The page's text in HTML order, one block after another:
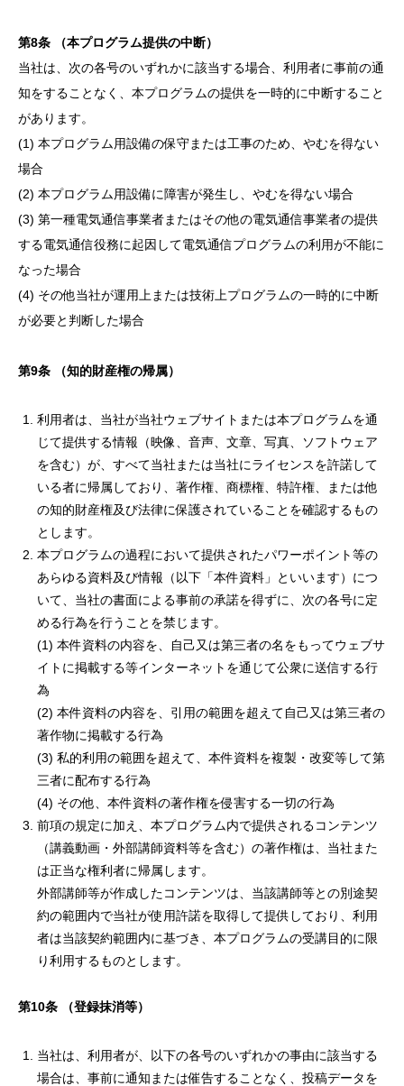
第8条
（本プログラム提供の中断）
当社は、次の各号のいずれかに該当する場合、利用者に事前の通
知をすることなく、本プログラムの提供を一時的に中断すること
があります。
(1) 本プログラム用設備の保守または工事のため、やむを得ない
場合
(2) 本プログラム用設備に障害が発生し、やむを得ない場合
(3) 第一種電気通信事業者またはその他の電気通信事業者の提供
する電気通信役務に起因して電気通信プログラムの利用が不能に
なった場合
(4) その他当社が運用上または技術上プログラムの一時的に中断
が必要と判断した場合
第9条 （知的財産権の帰属）
利用者は、当社が当社ウェブサイトまたは本プログラムを通
じて提供する情報（映像、音声、文章、写真、ソフトウェア
を含む）が、すべて当社または当社にライセンスを許諾して
いる者に帰属しており、著作権、商標権、特許権、または他
の知的財産権及び法律に保護されていることを確認するもの
とします。
本プログラムの過程において提供されたパワーポイント等の
あらゆる資料及び情報（以下「本件資料」といいます）につ
いて、当社の書面による事前の承諾を得ずに、次の各号に定
める行為を行うことを禁じます。
(1) 本件資料の内容を、自己又は第三者の名をもってウェブサ
イトに掲載する等インターネットを通じて公衆に送信する行
為
(2) 本件資料の内容を、引用の範囲を超えて自己又は第三者の
著作物に掲載する行為
(3) 私的利用の範囲を超えて、本件資料を複製・改変等して第
三者に配布する行為
(4) その他、本件資料の著作権を侵害する一切の行為
前項の規定に加え、本プログラム内で提供されるコンテンツ
（講義動画・外部講師資料等を含む）の著作権は、当社また
は正当な権利者に帰属します。
外部講師等が作成したコンテンツは、当該講師等との別途契
約の範囲内で当社が使用許諾を取得して提供しており、利用
者は当該契約範囲内に基づき、本プログラムの受講目的に限
り利用するものとします。
第10条 （登録抹消等）
当社は、利用者が、以下の各号のいずれかの事由に該当する
場合は、事前に通知または催告することなく、投稿データを